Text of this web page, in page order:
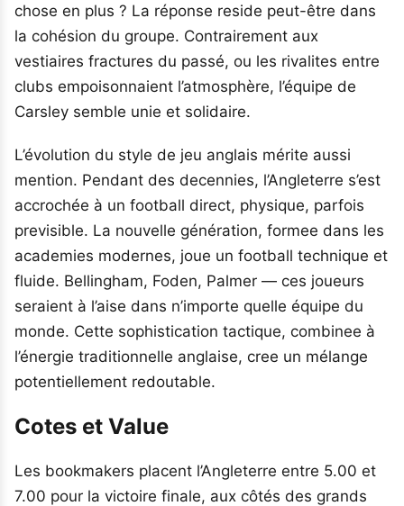
chose en plus ? La réponse reside peut-être dans
la cohésion du groupe. Contrairement aux
vestiaires fractures du passé, ou les rivalites entre
clubs empoisonnaient l’atmosphère, l’équipe de
Carsley semble unie et solidaire.
L’évolution du style de jeu anglais mérite aussi
mention. Pendant des decennies, l’Angleterre s’est
accrochée à un football direct, physique, parfois
previsible. La nouvelle génération, formee dans les
academies modernes, joue un football technique et
fluide. Bellingham, Foden, Palmer — ces joueurs
seraient à l’aise dans n’importe quelle équipe du
monde. Cette sophistication tactique, combinee à
l’énergie traditionnelle anglaise, cree un mélange
potentiellement redoutable.
Cotes et Value
Les bookmakers placent l’Angleterre entre 5.00 et
7.00 pour la victoire finale, aux côtés des grands